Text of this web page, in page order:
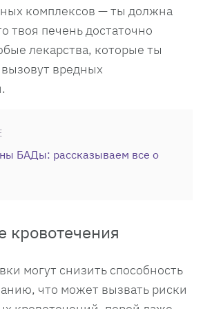
комплексов — ты должна
твоя печень достаточно
лекарства, которые ты
вредных
БАДы: рассказываем все о
кровотечения
могут снизить способность
что может вызвать риски